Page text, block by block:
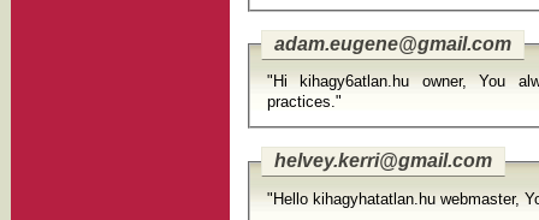
adam.eugene@gmail.com
"Hi kihagy6atlan.hu owner, You
practices."
helvey.kerri@gmail.com
"Hello kihagyhatatlan.hu webmaster,